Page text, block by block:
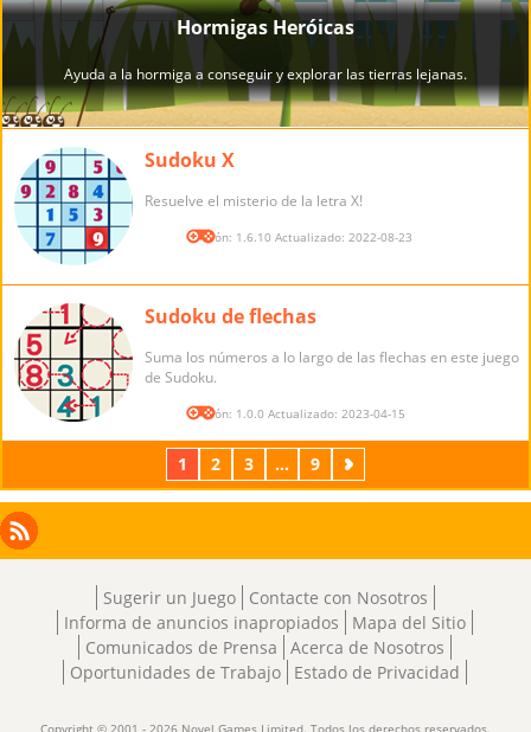
Sudoku X
Resuelve el misterio de la letra X!
Versión: 1.6.10 Actualizado: 2022-08-23
Sudoku de flechas
Suma los números a lo largo de las flechas en este juego
de Sudoku.
Versión: 1.0.0 Actualizado: 2023-04-15
1 2 3 ... 9 Próximos
Facebook
Instagram
X
LinkedIn
RSS
Sugerir un Juego
Contacte con Nosotros
Informa de anuncios inapropiados
Mapa del Sitio
Comunicados de Prensa
Acerca de Nosotros
Oportunidades de Trabajo
Estado de Privacidad
Copyright © 2001 - 2026 Novel Games Limited. Todos los derechos reservados.